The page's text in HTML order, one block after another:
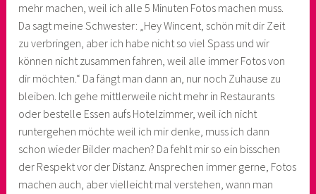
mehr machen, weil ich alle 5 Minuten Fotos machen muss.
Da sagt meine Schwester: „Hey Wincent, schön mit dir Zeit
zu verbringen, aber ich habe nicht so viel Spass und wir
können nicht zusammen fahren, weil alle immer Fotos von
dir möchten.“ Da fängt man dann an, nur noch Zuhause zu
bleiben. Ich gehe mittlerweile nicht mehr in Restaurants
oder bestelle Essen aufs Hotelzimmer, weil ich nicht
runtergehen möchte weil ich mir denke, muss ich dann
schon wieder Bilder machen? Da fehlt mir so ein bisschen
der Respekt vor der Distanz. Ansprechen immer gerne, Fotos
machen auch, aber vielleicht mal verstehen, wann man